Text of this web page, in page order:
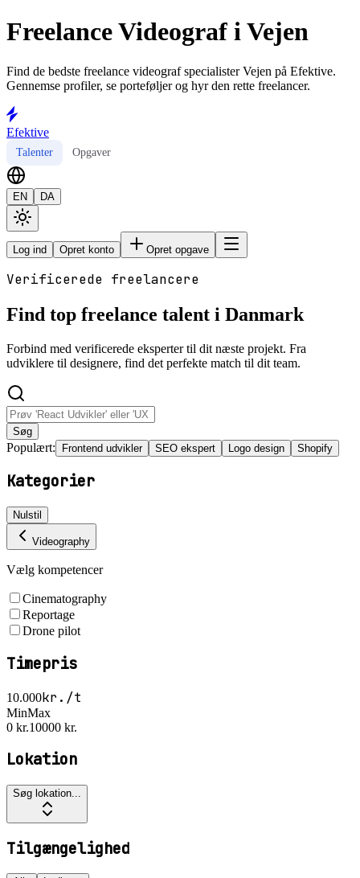
Freelance Videograf i Vejen
Find de bedste freelance videograf specialister Vejen på Efektive.
Gennemse profiler, se porteføljer og hyr den rette freelancer.
Efektive
Talenter Opgaver
EN DA
Log ind Opret konto Opret opgave
Verificerede freelancere
Find top freelance talent i Danmark
Forbind med verificerede eksperter til dit næste projekt. Fra
udviklere til designere, find det perfekte match til dit team.
Søg
Populært: Frontend udvikler SEO ekspert Logo design Shopify
Kategorier
Nulstil
Videography
Vælg kompetencer
Cinematography
Reportage
Drone pilot
Timepris
10.000kr./t
MinMax
0 kr.10000 kr.
Lokation
Søg lokation...
Tilgængelighed